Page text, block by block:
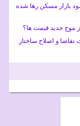
شود بازار مسکن رها شده
موج جدید قیمت ها؟